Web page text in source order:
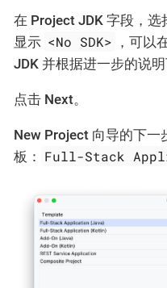
在 Project JDK 字段，选
显示 <No SDK> ，可以
JDK 并根据进一步的说明
点击 Next。
New Project 向导的下一
板： Full-Stack